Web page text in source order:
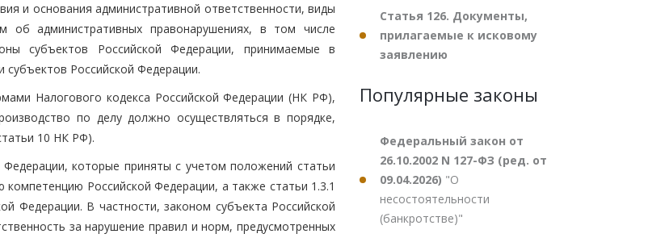
и основания административной ответственности, виды
об административных правонарушениях, в том числе
субъектов Российской Федерации, принимаемые в
Российской Федерации.
Налогового кодекса Российской Федерации (НК РФ),
по делу должно осуществляться в порядке,
10 НК РФ).
которые приняты с учетом положений статьи
Российской Федерации, а также статьи 1.3.1
Федерации. В частности, законом субъекта Российской
за нарушение правил и норм, предусмотренных
Статья 126. Документы,
прилагаемые к исковому
заявлению
Популярные законы
Федеральный закон от
26.10.2002 N 127-ФЗ (ред. от
09.04.2026) "О
несостоятельности
(банкротстве)"